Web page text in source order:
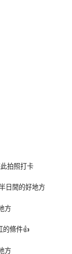
拍照打卡
日閒的好地方
的條件👍